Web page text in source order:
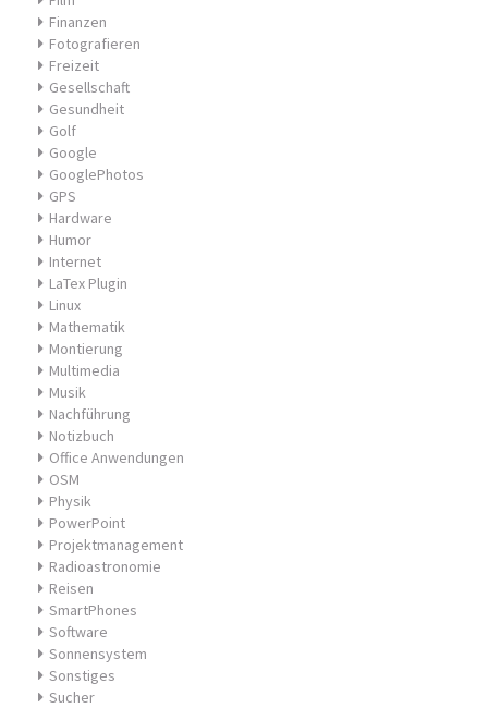
Finanzen
Fotografieren
Freizeit
Gesellschaft
Gesundheit
Golf
Google
GooglePhotos
GPS
Hardware
Humor
Internet
LaTex Plugin
Linux
Mathematik
Montierung
Multimedia
Musik
Nachführung
Notizbuch
Office Anwendungen
OSM
Physik
PowerPoint
Projektmanagement
Radioastronomie
Reisen
SmartPhones
Software
Sonnensystem
Sonstiges
Sucher